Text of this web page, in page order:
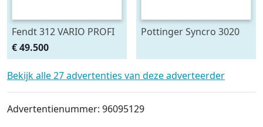
Fendt 312 VARIO PROFI
FENDT 349 (bj 2017)
€ 49.500
Pottinger Syncro 3020
(bj 2016)
Bekijk alle 27 advertenties van deze adverteerder
Advertentienummer: 96095129